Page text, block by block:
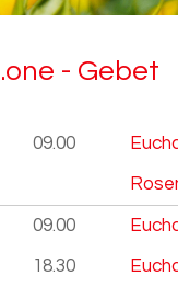
- Gebet
09.00
09.00
18.30